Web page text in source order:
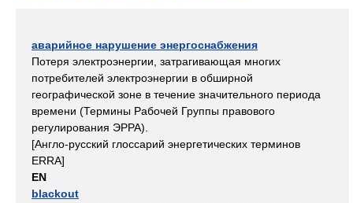
аварийное нарушение энергоснабжения
Потеря электроэнергии, затрагивающая многих
потребителей электроэнергии в обширной
географической зоне в течение значительного периода
времени (Термины Рабочей Группы правового
регулирования ЭРРА).
[Англо-русский глосcарий энергетических терминов
ERRA]
EN
blackout